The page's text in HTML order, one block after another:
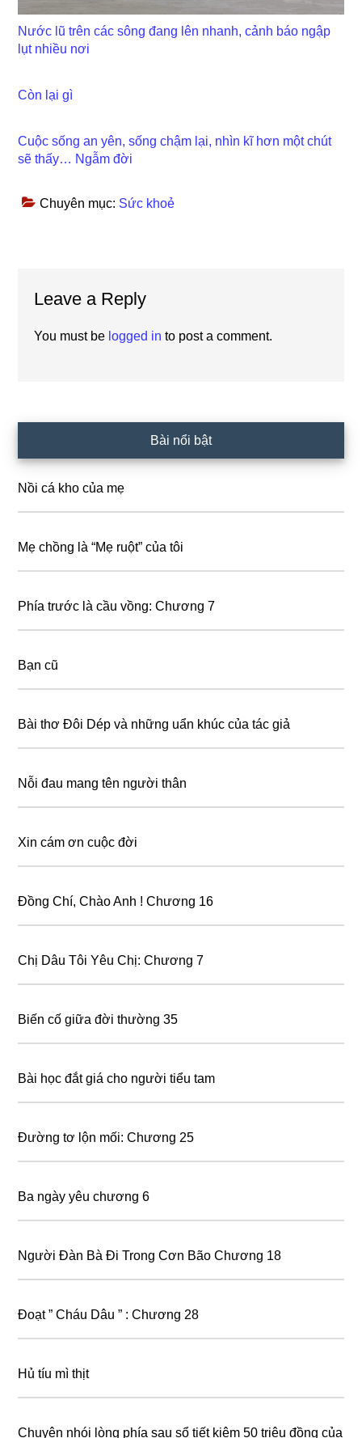
Nước lũ trên các sông đang lên nhanh, cảnh báo ngập
lụt nhiều nơi
Còn lại gì
Cuộc sống an yên, sống chậm lại, nhìn kĩ hơn một chút
sẽ thấy… Ngẫm đời
Chuyên mục: Sức khoẻ
Interactions
Leave a Reply
You must be logged in to post a comment.
Sidebar
Bài nổi bật
Nồi cá kho của mẹ
Mẹ chồng là “Mẹ ruột” của tôi
Phía trước là cầu vồng: Chương 7
Bạn cũ
Bài thơ Đôi Dép và những uẩn khúc của tác giả
Nỗi đau mang tên người thân
Xin cám ơn cuộc đời
Đồng Chí, Chào Anh ! Chương 16
Chị Dâu Tôi Yêu Chị: Chương 7
Biến cố giữa đời thường 35
Bài học đắt giá cho người tiểu tam
Đường tơ lộn mối: Chương 25
Ba ngày yêu chương 6
Người Đàn Bà Đi Trong Cơn Bão Chương 18
Đoạt ” Cháu Dâu ” : Chương 28
Hủ tíu mì thịt
Chuyện nhói lòng phía sau sổ tiết kiệm 50 triệu đồng của